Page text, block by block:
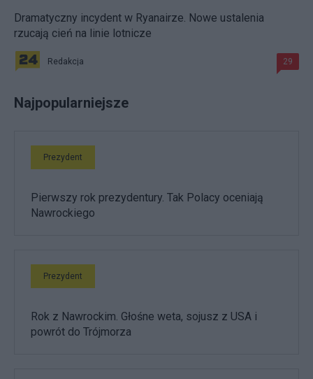
Dramatyczny incydent w Ryanairze. Nowe ustalenia
rzucają cień na linie lotnicze
Redakcja 29
Najpopularniejsze
Prezydent
Pierwszy rok prezydentury. Tak Polacy oceniają
Nawrockiego
Prezydent
Rok z Nawrockim. Głośne weta, sojusz z USA i
powrót do Trójmorza